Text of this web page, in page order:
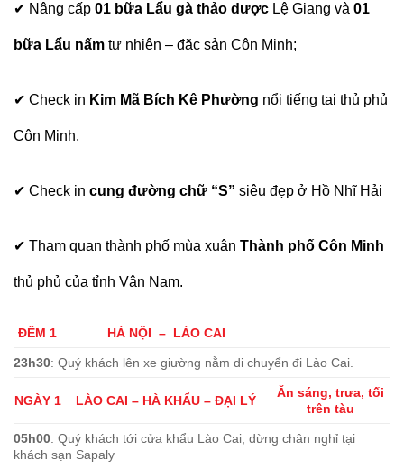
✔ Nâng cấp 01 bữa Lẩu gà thảo dược Lệ Giang và 01
bữa Lẩu nấm tự nhiên – đặc sản Côn Minh;
✔ Check in Kim Mã Bích Kê Phường nổi tiếng tại thủ phủ
Côn Minh.
✔ Check in cung đường chữ “S” siêu đẹp ở Hồ Nhĩ Hải
✔ Tham quan thành phố mùa xuân Thành phố Côn Minh
thủ phủ của tỉnh Vân Nam.
ĐÊM 1 HÀ NỘI – LÀO CAI
23h30: Quý khách lên xe giường nằm di chuyển đi Lào Cai.
NGÀY 1 LÀO CAI – HÀ KHẨU – ĐẠI LÝ
Ăn sáng, trưa, tối
trên tàu
05h00: Quý khách tới cửa khẩu Lào Cai, dừng chân nghỉ tại
khách sạn Sapaly